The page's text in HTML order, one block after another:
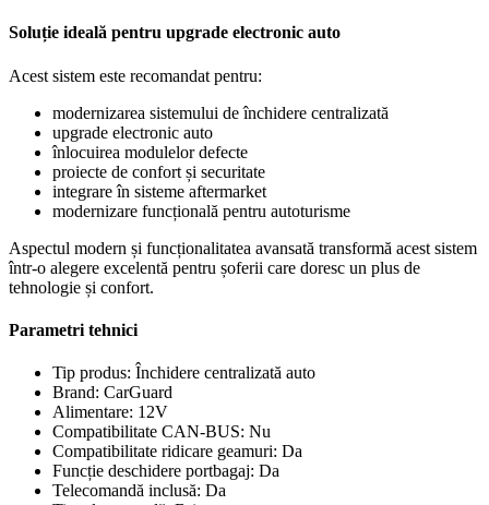
Soluție ideală pentru upgrade electronic auto
Acest sistem este recomandat pentru:
modernizarea sistemului de închidere centralizată
upgrade electronic auto
înlocuirea modulelor defecte
proiecte de confort și securitate
integrare în sisteme aftermarket
modernizare funcțională pentru autoturisme
Aspectul modern și funcționalitatea avansată transformă acest sistem
într-o alegere excelentă pentru șoferii care doresc un plus de
tehnologie și confort.
Parametri tehnici
Tip produs: Închidere centralizată auto
Brand: CarGuard
Alimentare: 12V
Compatibilitate CAN-BUS: Nu
Compatibilitate ridicare geamuri: Da
Funcție deschidere portbagaj: Da
Telecomandă inclusă: Da